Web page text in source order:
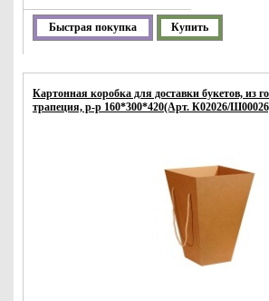
Быстрая покупка Купить
Картонная коробка для доставки букетов, из
трапеция, р-р 160*300*420(Арт. К02026/